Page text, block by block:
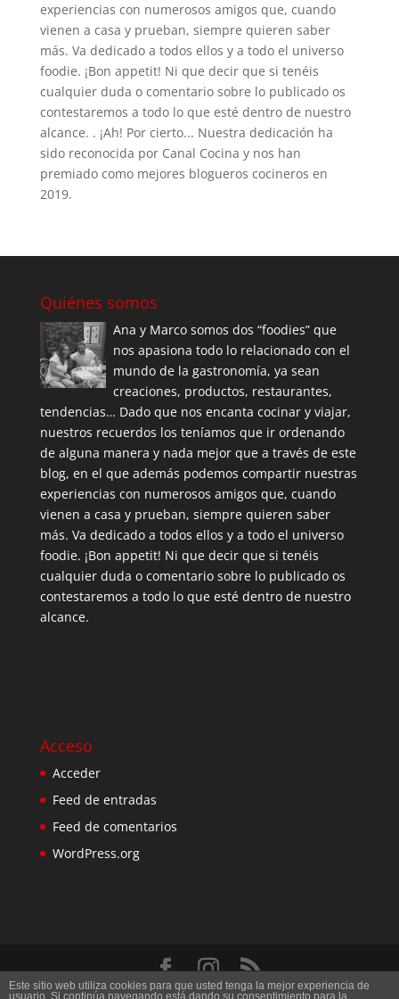
experiencias con numerosos amigos que, cuando
vienen a casa y prueban, siempre quieren saber
más. Va dedicado a todos ellos y a todo el universo
foodie. ¡Bon appetit! Ni que decir que si tenéis
cualquier duda o comentario sobre lo publicado os
contestaremos a todo lo que esté dentro de nuestro
alcance. . ¡Ah! Por cierto... Nuestra dedicación ha
sido reconocida por Canal Cocina y nos han
premiado como mejores blogueros cocineros en
2019.
Quiénes somos
Ana y Marco somos dos “foodies” que
nos apasiona todo lo relacionado con el
mundo de la gastronomía, ya sean
creaciones, productos, restaurantes,
tendencias… Dado que nos encanta cocinar y viajar,
nuestros recuerdos los teníamos que ir ordenando
de alguna manera y nada mejor que a través de este
blog, en el que además podemos compartir nuestras
experiencias con numerosos amigos que, cuando
vienen a casa y prueban, siempre quieren saber
más. Va dedicado a todos ellos y a todo el universo
foodie. ¡Bon appetit! Ni que decir que si tenéis
cualquier duda o comentario sobre lo publicado os
contestaremos a todo lo que esté dentro de nuestro
alcance.
Acceso
Acceder
Feed de entradas
Feed de comentarios
WordPress.org
Este sitio web utiliza cookies para que usted tenga la mejor experiencia de
usuario. Si continúa navegando está dando su consentimiento para la